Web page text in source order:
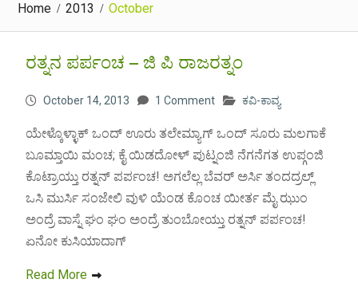
Home 2013 October
ರತ್ನನ ಪರ್ಪಂಚ – ಜಿ ಪಿ ರಾಜರತ್ನಂ
October 14, 2013 1 Comment ಕವಿ-ಕಾವ್ಯ
ಯೇಳ್ಕೊಳ್ಳಾಕ್ ಒಂದ್ ಊರು ತಲೇಮ್ಯಾಗ್ ಒಂದ್ ಸೂರು ಮಲಗಾಕೆ
ಬೂಮ್ತಾಯಿ ಮಂಚ; ಕೈ ಯಿಡದೋಳ್ ಪುಟ್ನಂಜಿ ನೆಗನೆಗತ ಉಪ್ಗಂಜಿ
ಕೊಟ್ರಾಯ್ತು ರತ್ನನ್ ಪರ್ಪಂಚ! ಅಗಲೆಲ್ಲ ಬೆವರ್ ಅರ್ಸಿ ತಂದದ್ರಲ್ಲ್
ಒಸಿ ಮುರ್ಸಿ ಸಂಜೇಲಿ ವುಳಿ ಯೆಂಡ ಕೊಂಚ ಯೀರ್ತ ಮೈ ಝುಂ
ಅಂದ್ರೆ ವಾಸ್ನೆ ಘಂ ಘಂ ಅಂದ್ರೆ ತುಂಬೋಯ್ತು ರತ್ನನ್ ಪರ್ಪಂಚ!
ಏನೋ ಕುಸಿಯಾದಾಗ್
Read More